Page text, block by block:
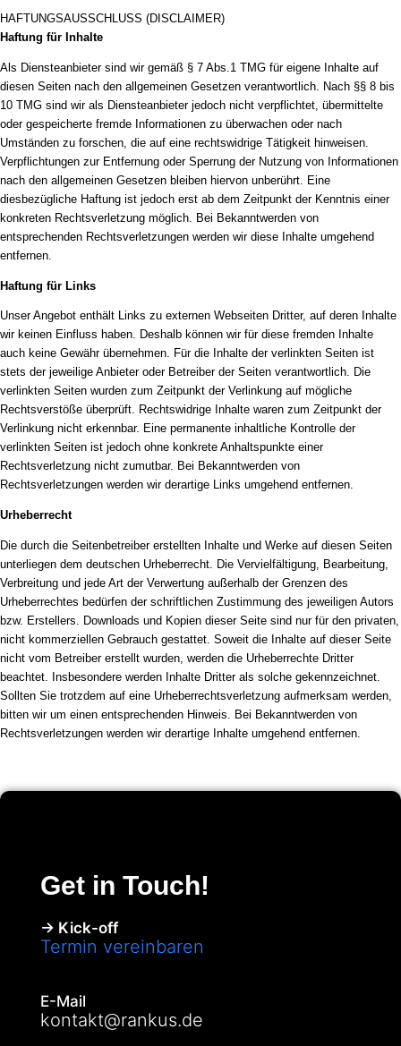
HAFTUNGSAUSSCHLUSS (DISCLAIMER)
Haftung für Inhalte
Als Diensteanbieter sind wir gemäß § 7 Abs.1 TMG für eigene Inhalte auf
diesen Seiten nach den allgemeinen Gesetzen verantwortlich. Nach §§ 8 bis
10 TMG sind wir als Diensteanbieter jedoch nicht verpflichtet, übermittelte
oder gespeicherte fremde Informationen zu überwachen oder nach
Umständen zu forschen, die auf eine rechtswidrige Tätigkeit hinweisen.
Verpflichtungen zur Entfernung oder Sperrung der Nutzung von Informationen
nach den allgemeinen Gesetzen bleiben hiervon unberührt. Eine
diesbezügliche Haftung ist jedoch erst ab dem Zeitpunkt der Kenntnis einer
konkreten Rechtsverletzung möglich. Bei Bekanntwerden von
entsprechenden Rechtsverletzungen werden wir diese Inhalte umgehend
entfernen.
Haftung für Links
Unser Angebot enthält Links zu externen Webseiten Dritter, auf deren Inhalte
wir keinen Einfluss haben. Deshalb können wir für diese fremden Inhalte
auch keine Gewähr übernehmen. Für die Inhalte der verlinkten Seiten ist
stets der jeweilige Anbieter oder Betreiber der Seiten verantwortlich. Die
verlinkten Seiten wurden zum Zeitpunkt der Verlinkung auf mögliche
Rechtsverstöße überprüft. Rechtswidrige Inhalte waren zum Zeitpunkt der
Verlinkung nicht erkennbar. Eine permanente inhaltliche Kontrolle der
verlinkten Seiten ist jedoch ohne konkrete Anhaltspunkte einer
Rechtsverletzung nicht zumutbar. Bei Bekanntwerden von
Rechtsverletzungen werden wir derartige Links umgehend entfernen.
Urheberrecht
Die durch die Seitenbetreiber erstellten Inhalte und Werke auf diesen Seiten
unterliegen dem deutschen Urheberrecht. Die Vervielfältigung, Bearbeitung,
Verbreitung und jede Art der Verwertung außerhalb der Grenzen des
Urheberrechtes bedürfen der schriftlichen Zustimmung des jeweiligen Autors
bzw. Erstellers. Downloads und Kopien dieser Seite sind nur für den privaten,
nicht kommerziellen Gebrauch gestattet. Soweit die Inhalte auf dieser Seite
nicht vom Betreiber erstellt wurden, werden die Urheberrechte Dritter
beachtet. Insbesondere werden Inhalte Dritter als solche gekennzeichnet.
Sollten Sie trotzdem auf eine Urheberrechtsverletzung aufmerksam werden,
bitten wir um einen entsprechenden Hinweis. Bei Bekanntwerden von
Rechtsverletzungen werden wir derartige Inhalte umgehend entfernen.
Get in Touch!
→ Kick-off
Termin vereinbaren
E-Mail
kontakt@rankus.de